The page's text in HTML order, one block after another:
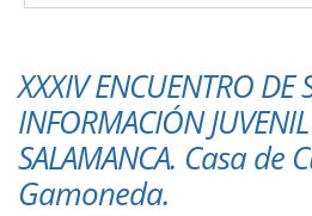
XXXIV ENCUENTRO DE
INFORMACIÓN
SALAMANCA. Casa de
Gamoneda.